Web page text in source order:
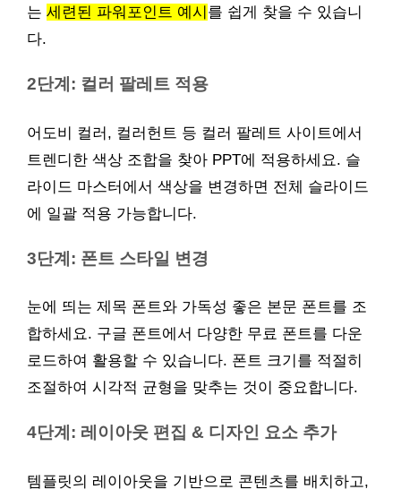
는 세련된 파워포인트 예시 를 쉽게 찾을 수 있습니
다.
2단계: 컬러 팔레트 적용
어도비 컬러, 컬러헌트 등 컬러 팔레트 사이트에서
트렌디한 색상 조합을 찾아 PPT에 적용하세요. 슬
라이드 마스터에서 색상을 변경하면 전체 슬라이드
에 일괄 적용 가능합니다.
3단계: 폰트 스타일 변경
눈에 띄는 제목 폰트와 가독성 좋은 본문 폰트를 조
합하세요. 구글 폰트에서 다양한 무료 폰트를 다운
로드하여 활용할 수 있습니다. 폰트 크기를 적절히
조절하여 시각적 균형을 맞추는 것이 중요합니다.
4단계: 레이아웃 편집 & 디자인 요소 추가
템플릿의 레이아웃을 기반으로 콘텐츠를 배치하고,